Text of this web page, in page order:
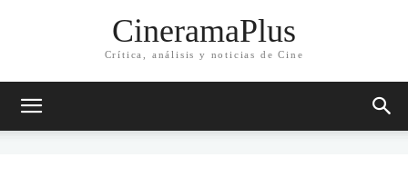
CineramaPlus
Crítica, análisis y noticias de Cine